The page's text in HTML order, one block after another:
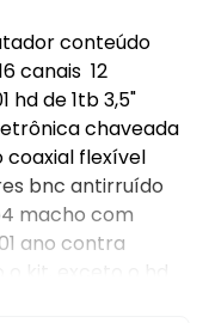
conteúdo
canais 12
hd de 1tb 3,5"
chaveada
coaxial flexível
bnc antirruído
macho com
ano contra
o kit, exceto o hd